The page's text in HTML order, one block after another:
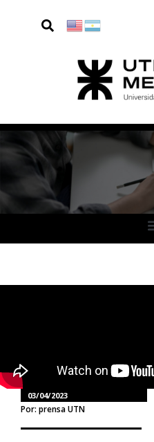
03/04/2023
Por: prensa UTN